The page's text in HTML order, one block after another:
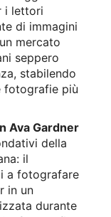
i lettori
di immagini
mercato
seppero
stabilendo
fotografie più
Ava Gardner
della
il
a fotografare
in un
durante